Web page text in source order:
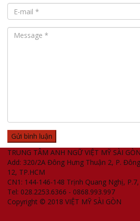
TRUNG TÂM ANH NGỮ VIỆT MỸ SÀI
Add: 320/2A Đông Hưng Thuận 2, P.
12, TP.HCM
CN1: 144-146-148 Trịnh Quang Nghị,
Tel: 028.2253.6366 - 0868.993.997
Copyright © 2018 VIỆT MỸ SÀI GÒN